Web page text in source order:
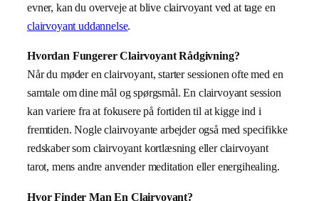
evner, kan du overveje at blive clairvoyant ved at tage en
clairvoyant uddannelse.
Hvordan Fungerer Clairvoyant Rådgivning?
Når du møder en clairvoyant, starter sessionen ofte med en
samtale om dine mål og spørgsmål. En clairvoyant session
kan variere fra at fokusere på fortiden til at kigge ind i
fremtiden. Nogle clairvoyante arbejder også med specifikke
redskaber som clairvoyant kortlæsning eller clairvoyant
tarot, mens andre anvender meditation eller energihealing.
Hvor Finder Man En Clairvoyant?